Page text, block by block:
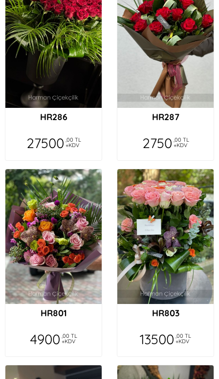
HR286
27500 ,00 TL
+KDV
HR287
2750 ,00 TL
+KDV
HR801
4900 ,00 TL
+KDV
HR803
13500 ,00 TL
+KDV